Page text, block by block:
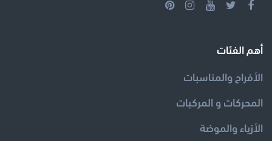
أهم الفئات
الأفراح والمناسبات
المحركات و المركبات
الأزياء والموضة